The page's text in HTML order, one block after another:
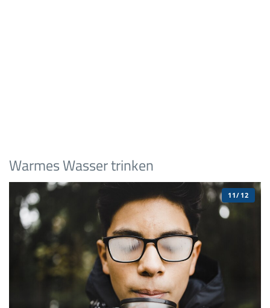
Warmes Wasser trinken
11/12